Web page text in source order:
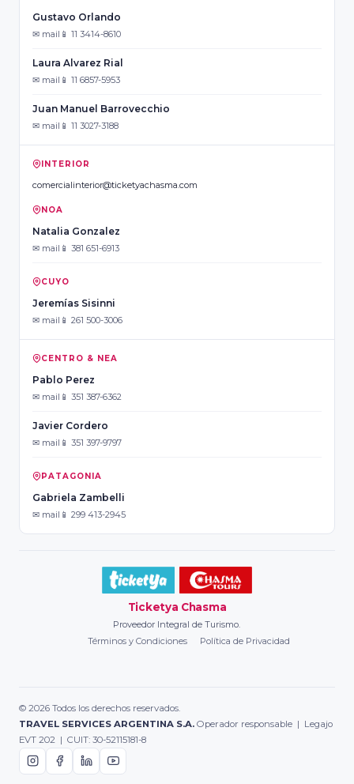
Gustavo Orlando
✉ mail 📱 11 3414-8610
Laura Alvarez Rial
✉ mail 📱 11 6857-5953
Juan Manuel Barrovecchio
✉ mail 📱 11 3027-3188
INTERIOR
comercialinterior@ticketyachasma.com
NOA
Natalia Gonzalez
✉ mail 📱 381 651-6913
CUYO
Jeremías Sisinni
✉ mail 📱 261 500-3006
CENTRO & NEA
Pablo Perez
✉ mail 📱 351 387-6362
Javier Cordero
✉ mail 📱 351 397-9797
PATAGONIA
Gabriela Zambelli
✉ mail 📱 299 413-2945
Ticketya Chasma
Proveedor Integral de Turismo.
Términos y Condiciones
Política de Privacidad
© 2026 Todos los derechos reservados.
TRAVEL SERVICES ARGENTINA S.A. Operador responsable | Legajo
EVT 202 | CUIT: 30-52115181-8